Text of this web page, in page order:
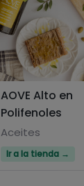
AOVE Alto en
Polifenoles
Aceites
Ir a la tienda →